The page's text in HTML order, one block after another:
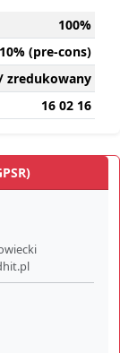
100%
(pre-cons)
zredukowany
16 02 16